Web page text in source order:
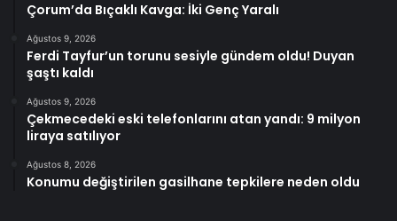
Çorum’da Bıçaklı Kavga: İki Genç Yaralı
Ağustos 9, 2026
Ferdi Tayfur’un torunu sesiyle gündem oldu! Duyan
şaştı kaldı
Ağustos 9, 2026
Çekmecedeki eski telefonlarını atan yandı: 9 milyon
liraya satılıyor
Ağustos 8, 2026
Konumu değiştirilen gasilhane tepkilere neden oldu